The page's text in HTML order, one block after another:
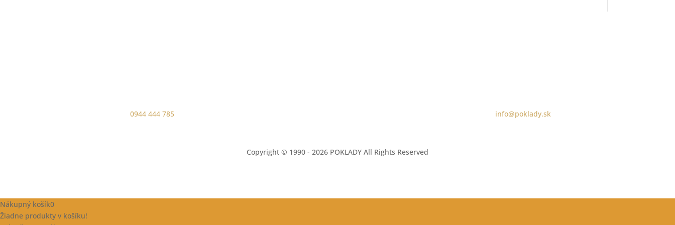
0944 444 785 info@poklady.sk
Copyright © 1990 - 2026 POKLADY All Rights Reserved
Nákupný košík0
Žiadne produkty v košíku!